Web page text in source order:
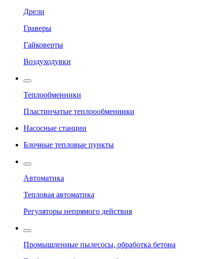
Дрели
Граверы
Гайковерты
Воздуходувки
Теплообменники
Пластинчатые теплоообменники
Насосные станции
Блочные тепловые пункты
Автоматика
Тепловая автоматика
Регуляторы непрямого действия
Промышленные пылесосы, обработка бетона